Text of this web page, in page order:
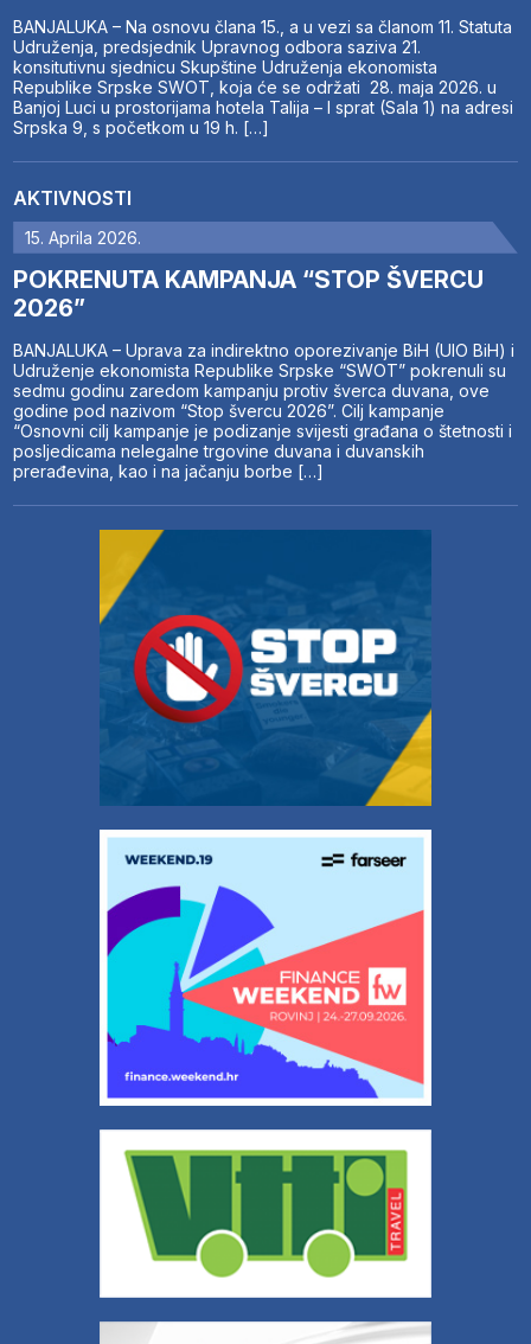
BANJALUKA – Na osnovu člana 15., a u vezi sa članom 11. Statuta
Udruženja, predsjednik Upravnog odbora saziva 21.
konsitutivnu sjednicu Skupštine Udruženja ekonomista
Republike Srpske SWOT, koja će se održati 28. maja 2026. u
Banjoj Luci u prostorijama hotela Talija – I sprat (Sala 1) na adresi
Srpska 9, s početkom u 19 h. […]
AKTIVNOSTI
15. Aprila 2026.
POKRENUTA KAMPANJA “STOP ŠVERCU
2026”
BANJALUKA – Uprava za indirektno oporezivanje BiH (UIO BiH) i
Udruženje ekonomista Republike Srpske “SWOT” pokrenuli su
sedmu godinu zaredom kampanju protiv šverca duvana, ove
godine pod nazivom “Stop švercu 2026”. Cilj kampanje
“Osnovni cilj kampanje je podizanje svijesti građana o štetnosti i
posljedicama nelegalne trgovine duvana i duvanskih
prerađevina, kao i na jačanju borbe […]